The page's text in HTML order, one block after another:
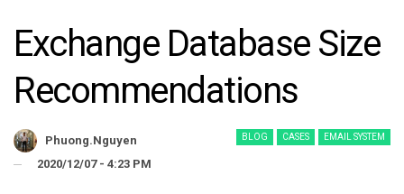
Exchange Database Size
Recommendations
BLOG CASES EMAIL SYSTEM
Phuong.nguyen
2020/12/07 - 4:23 PM